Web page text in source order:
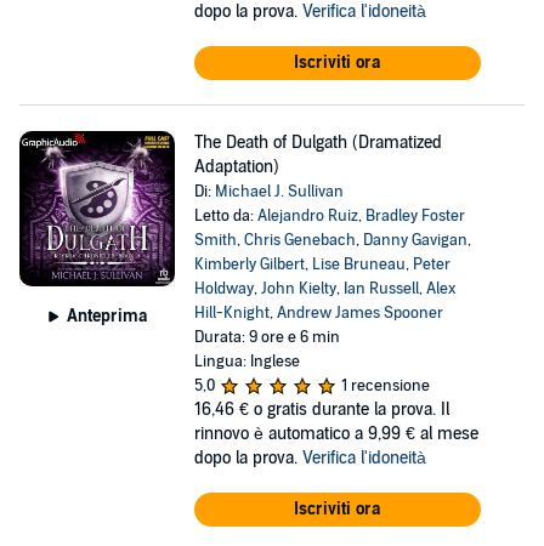
dopo la prova. Verifica l'idoneità
Iscriviti ora
Anteprima
The Death of Dulgath (Dramatized
Adaptation)
Di: Michael J. Sullivan
Letto da:Alejandro Ruiz, Bradley Foster
Smith,Chris Genebach, Danny Gavigan,
Kimberly Gilbert, Lise Bruneau, Peter
Holdway,John Kielty, Ian Russell,Alex
Hill-Knight,Andrew James Spooner
Durata: 9 ore e 6 min
Lingua: Inglese
5,0
1 recensione
16,46 € o gratis durante la prova. Il
rinnovo è automatico a 9,99 € al mese
dopo la prova. Verifica l'idoneità
Iscriviti ora